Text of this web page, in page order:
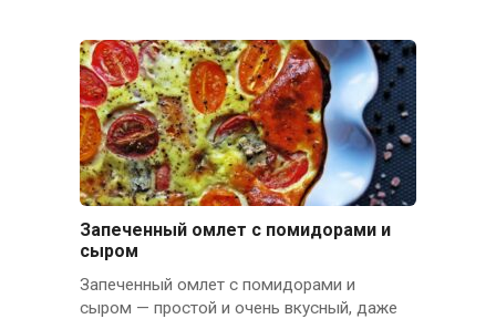
Запеченный омлет с помидорами и
сыром
Запеченный омлет с помидорами и
сыром — простой и очень вкусный, даже